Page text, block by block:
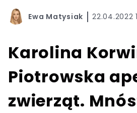
Ewa Matysiak 22.04.2022
Karolina
Piotrowska
zwierząt.